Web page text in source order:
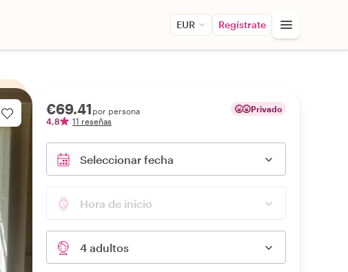
EUR Regístrate
€69.41 por persona
4,8
11 reseñas
Privado
Seleccionar fecha
Hora de inicio
4 adultos